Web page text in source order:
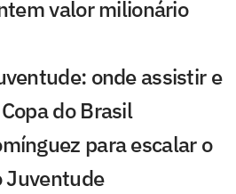
valor milionário
onde assistir e
do Brasil
para escalar o
Juventude